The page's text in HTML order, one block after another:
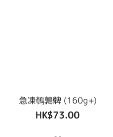
急凍鵪鶉髀 (160g+)
HK$73.00